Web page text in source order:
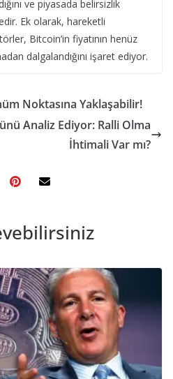
ve piyasada belirsizlik
Ek olarak, hareketli
Bitcoin’in fiyatının henüz
dalgalandığını işaret ediyor.
Noktasına Yaklaşabilir!
Analiz Ediyor: Ralli Olma
İhtimali Var mı?